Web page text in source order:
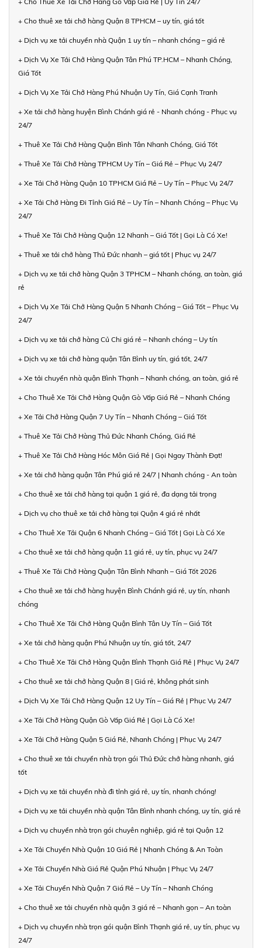
+ Cho thuê xe tải chở hàng Quận 8 TPHCM – uy tín, giá tốt
+ Dịch vụ xe tải chuyển nhà Quận 1 uy tín – nhanh chóng – giá rẻ
+ Dịch Vụ Xe Tải Chở Hàng Quận Tân Phú TP.HCM – Nhanh Chóng,
Giá Tốt
+ Dịch Vụ Xe Tải Chở Hàng Phú Nhuận Uy Tín, Giá Cạnh Tranh
+ Xe tải chở hàng huyện Bình Chánh giá rẻ - Nhanh chóng - Phục vụ
24/7
+ Thuê Xe Tải Chở Hàng Quận Bình Tân Nhanh Chóng, Giá Tốt
+ Thuê Xe Tải Chở Hàng TPHCM Uy Tín – Giá Rẻ – Phục Vụ 24/7
+ Xe Tải Chở Hàng Quận 10 TPHCM Giá Rẻ – Uy Tín – Phục Vụ 24/7
+ Xe Tải Chở Hàng Đi Tỉnh Giá Rẻ – Uy Tín – Nhanh Chóng – Phục Vụ
24/7
+ Thuê Xe Tải Chở Hàng Quận 12 Nhanh – Giá Tốt | Gọi Là Có Xe!
+ Thuê xe tải chở hàng Thủ Đức nhanh – giá tốt | Phục vụ 24/7
+ Dịch vụ xe tải chở hàng Quận 3 TPHCM – Nhanh chóng, an toàn, giá
rẻ
+ Dịch Vụ Xe Tải Chở Hàng Quận 5 Nhanh Chóng – Giá Tốt – Phục Vụ
24/7
+ Dịch vụ xe tải chở hàng Củ Chi giá rẻ – Nhanh chóng – Uy tín
+ Dịch vụ xe tải chở hàng quận Tân Bình uy tín, giá tốt, 24/7
+ Xe tải chuyển nhà quận Bình Thạnh – Nhanh chóng, an toàn, giá rẻ
+ Cho Thuê Xe Tải Chở Hàng Quận Gò Vấp Giá Rẻ – Nhanh Chóng
+ Xe Tải Chở Hàng Quận 7 Uy Tín – Nhanh Chóng – Giá Tốt
+ Thuê Xe Tải Chở Hàng Thủ Đức Nhanh Chóng, Giá Rẻ
+ Thuê Xe Tải Chở Hàng Hóc Môn Giá Rẻ | Gọi Ngay Thành Đạt!
+ Xe tải chở hàng quận Tân Phú giá rẻ 24/7 | Nhanh chóng - An toàn
+ Cho thuê xe tải chở hàng tại quận 1 giá rẻ, đa dạng tải trọng
+ Dịch vụ cho thuê xe tải chở hàng tại Quận 4 giá rẻ nhất
+ Cho Thuê Xe Tải Quận 6 Nhanh Chóng – Giá Tốt | Gọi Là Có Xe
+ Cho thuê xe tải chở hàng quận 11 giá rẻ, uy tín, phục vụ 24/7
+ Thuê Xe Tải Chở Hàng Quận Tân Bình Nhanh – Giá Tốt 2026
+ Cho thuê xe tải chở hàng huyện Bình Chánh giá rẻ, uy tín, nhanh
chóng
+ Cho Thuê Xe Tải Chở Hàng Quận Bình Tân Uy Tín – Giá Tốt
+ Xe tải chở hàng quận Phú Nhuận uy tín, giá tốt, 24/7
+ Cho Thuê Xe Tải Chở Hàng Quận Bình Thạnh Giá Rẻ | Phục Vụ 24/7
+ Cho thuê xe tải chở hàng Quận 8 | Giá rẻ, không phát sinh
+ Dịch Vụ Xe Tải Chở Hàng Quận 12 Uy Tín – Giá Rẻ | Phục Vụ 24/7
+ Xe Tải Chở Hàng Quận Gò Vấp Giá Rẻ | Gọi Là Có Xe!
+ Xe Tải Chở Hàng Quận 5 Giá Rẻ, Nhanh Chóng | Phục Vụ 24/7
+ Cho thuê xe tải chuyển nhà trọn gói Thủ Đức chở hàng nhanh, giá
tốt
+ Dịch vụ xe tải chuyển nhà đi tỉnh giá rẻ, uy tín, nhanh chóng!
+ Dịch vụ xe tải chuyển nhà quận Tân Bình nhanh chóng, uy tín, giá rẻ
+ Dịch vụ chuyển nhà trọn gói chuyên nghiệp, giá rẻ tại Quận 12
+ Xe Tải Chuyển Nhà Quận 10 Giá Rẻ | Nhanh Chóng & An Toàn
+ Xe Tải Chuyển Nhà Giá Rẻ Quận Phú Nhuận | Phục Vụ 24/7
+ Xe Tải Chuyển Nhà Quận 7 Giá Rẻ – Uy Tín – Nhanh Chóng
+ Cho thuê xe tải chuyển nhà quận 3 giá rẻ – Nhanh gọn – An toàn
+ Dịch vụ chuyển nhà trọn gói quận Bình Thạnh giá rẻ, uy tín, phục vụ
24/7